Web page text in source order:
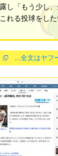
し「もう少し
れる投球をし
…全文はヤフ